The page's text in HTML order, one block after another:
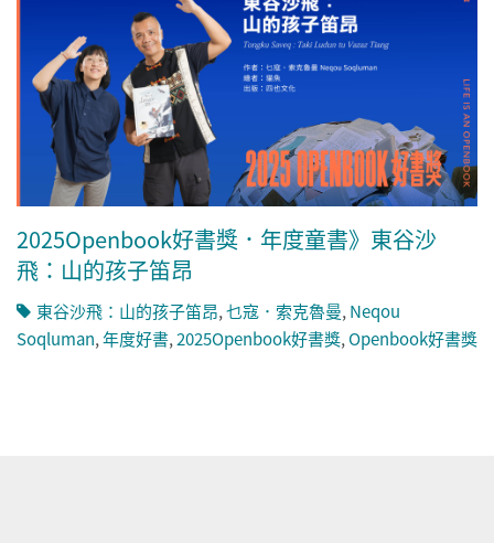
2025Openbook好書獎．年度童書》東谷沙
飛：山的孩子笛昂
東谷沙飛：山的孩子笛昂,乜寇．索克魯曼,Neqou
Soqluman,年度好書,2025Openbook好書獎,Openbook好書獎